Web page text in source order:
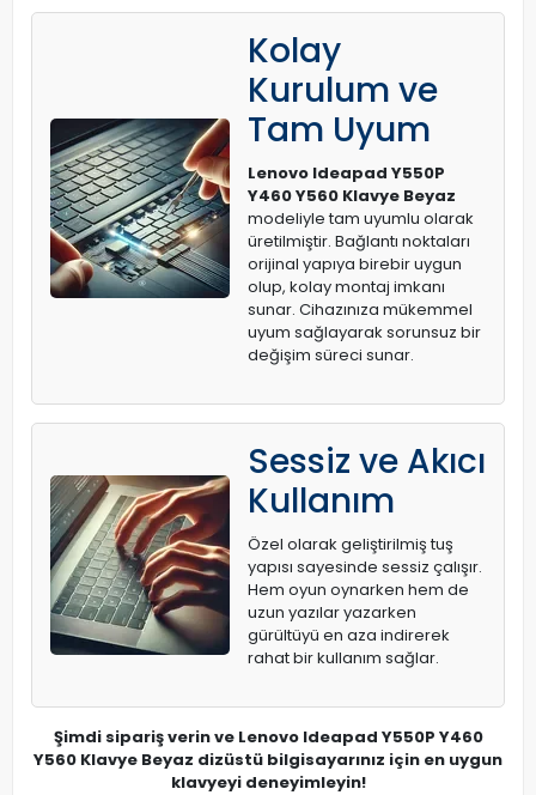
Kolay
Kurulum ve
Tam Uyum
Lenovo Ideapad Y550P
Y460 Y560 Klavye Beyaz
modeliyle tam uyumlu olarak
üretilmiştir. Bağlantı noktaları
orijinal yapıya birebir uygun
olup, kolay montaj imkanı
sunar. Cihazınıza mükemmel
uyum sağlayarak sorunsuz bir
değişim süreci sunar.
Sessiz ve Akıcı
Kullanım
Özel olarak geliştirilmiş tuş
yapısı sayesinde sessiz çalışır.
Hem oyun oynarken hem de
uzun yazılar yazarken
gürültüyü en aza indirerek
rahat bir kullanım sağlar.
Şimdi sipariş verin ve Lenovo Ideapad Y550P Y460
Y560 Klavye Beyaz dizüstü bilgisayarınız için en uygun
klavyeyi deneyimleyin!